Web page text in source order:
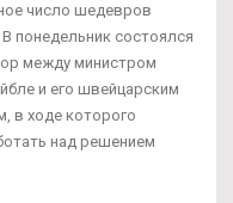
число шедевров
понедельник состоялся
между министром
и его швейцарским
в ходе которого
над решением